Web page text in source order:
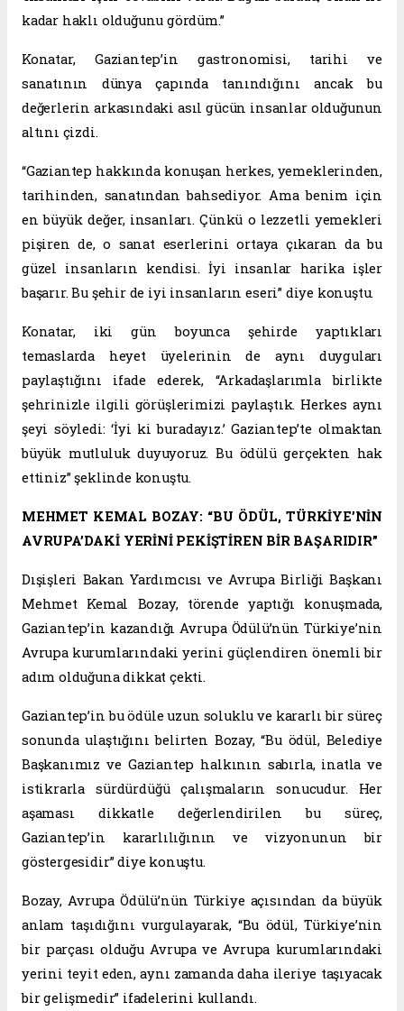
kadar haklı olduğunu gördüm.”
Konatar, Gaziantep’in gastronomisi, tarihi ve
sanatının dünya çapında tanındığını ancak bu
değerlerin arkasındaki asıl gücün insanlar olduğunun
altını çizdi.
“Gaziantep hakkında konuşan herkes, yemeklerinden,
tarihinden, sanatından bahsediyor. Ama benim için
en büyük değer, insanları. Çünkü o lezzetli yemekleri
pişiren de, o sanat eserlerini ortaya çıkaran da bu
güzel insanların kendisi. İyi insanlar harika işler
başarır. Bu şehir de iyi insanların eseri” diye konuştu.
Konatar, iki gün boyunca şehirde yaptıkları
temaslarda heyet üyelerinin de aynı duyguları
paylaştığını ifade ederek, “Arkadaşlarımla birlikte
şehrinizle ilgili görüşlerimizi paylaştık. Herkes aynı
şeyi söyledi: ‘İyi ki buradayız.’ Gaziantep’te olmaktan
büyük mutluluk duyuyoruz. Bu ödülü gerçekten hak
ettiniz” şeklinde konuştu.
MEHMET KEMAL BOZAY: “BU ÖDÜL, TÜRKİYE’NİN
AVRUPA’DAKİ YERİNİ PEKİŞTİREN BİR BAŞARIDIR”
Dışişleri Bakan Yardımcısı ve Avrupa Birliği Başkanı
Mehmet Kemal Bozay, törende yaptığı konuşmada,
Gaziantep’in kazandığı Avrupa Ödülü’nün Türkiye’nin
Avrupa kurumlarındaki yerini güçlendiren önemli bir
adım olduğuna dikkat çekti.
Gaziantep’in bu ödüle uzun soluklu ve kararlı bir süreç
sonunda ulaştığını belirten Bozay, “Bu ödül, Belediye
Başkanımız ve Gaziantep halkının sabırla, inatla ve
istikrarla sürdürdüğü çalışmaların sonucudur. Her
aşaması dikkatle değerlendirilen bu süreç,
Gaziantep’in kararlılığının ve vizyonunun bir
göstergesidir” diye konuştu.
Bozay, Avrupa Ödülü’nün Türkiye açısından da büyük
anlam taşıdığını vurgulayarak, “Bu ödül, Türkiye’nin
bir parçası olduğu Avrupa ve Avrupa kurumlarındaki
yerini teyit eden, aynı zamanda daha ileriye taşıyacak
bir gelişmedir” ifadelerini kullandı.